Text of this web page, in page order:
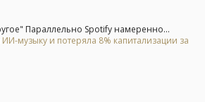
Параллельно Spotify намеренно...
ИИ-музыку и потеряла 8% капитализации за